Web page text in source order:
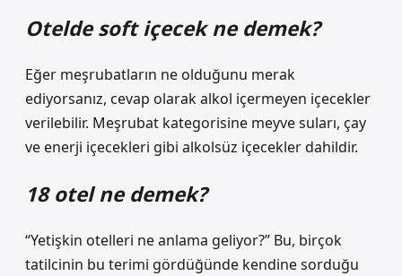
Otelde soft içecek ne demek?
Eğer meşrubatların ne olduğunu merak
ediyorsanız, cevap olarak alkol içermeyen içecekler
verilebilir. Meşrubat kategorisine meyve suları, çay
ve enerji içecekleri gibi alkolsüz içecekler dahildir.
18 otel ne demek?
“Yetişkin otelleri ne anlama geliyor?” Bu, birçok
tatilcinin bu terimi gördüğünde kendine sorduğu